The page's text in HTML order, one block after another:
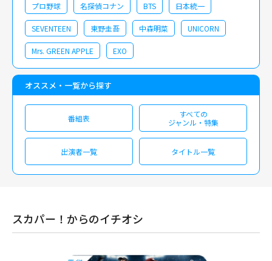
プロ野球 名探偵コナン BTS 日本統一
SEVENTEEN 東野圭吾 中森明菜 UNICORN
Mrs. GREEN APPLE EXO
オススメ・一覧から探す
番組表
すべての
ジャンル・特集
出演者一覧 タイトル一覧
スカパー！からのイチオシ